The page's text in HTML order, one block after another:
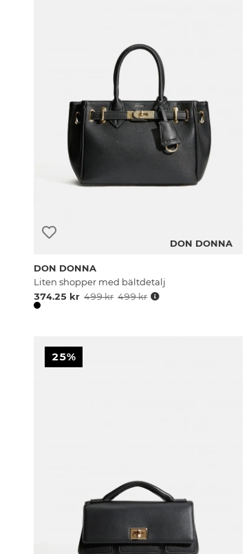
DON DONNA
DON DONNA
Liten shopper med bältdetalj
374.25 kr 499 kr 499 kr
25%